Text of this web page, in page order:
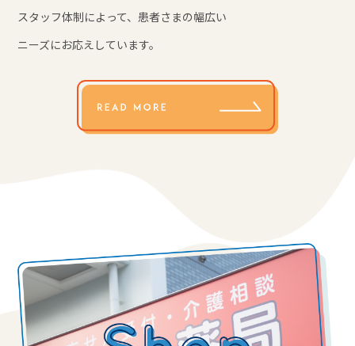
スタッフ体制によって、 患者さまの幅広い
ニーズにお応えしています。